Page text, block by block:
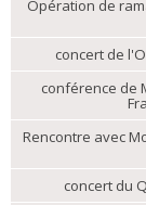
Opération de
concert de
conférence de
Rencontre avec
concert du